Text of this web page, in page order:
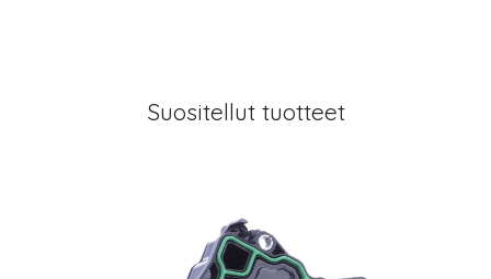
Suositellut tuotteet